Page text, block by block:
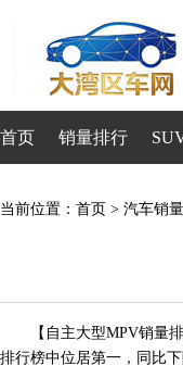
首页 销量排行
当前位置： 首页 > 汽车销量
【自主大型MPV销量
排行榜中位居第一，同比